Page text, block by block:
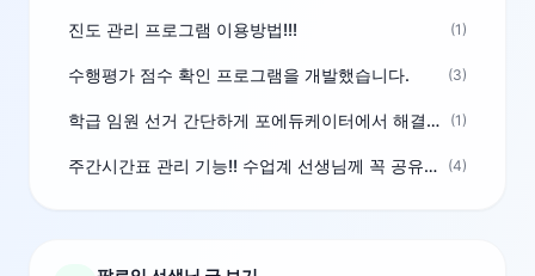
진도 관리 프로그램 이용방법!!! (1)
수행평가 점수 확인 프로그램을 개발했습니다. (3)
학급 임원 선거 간단하게 포에듀케이터에서 해결하세요! (1)
주간시간표 관리 기능!! 수업계 선생님께 꼭 공유해주세요 (4)